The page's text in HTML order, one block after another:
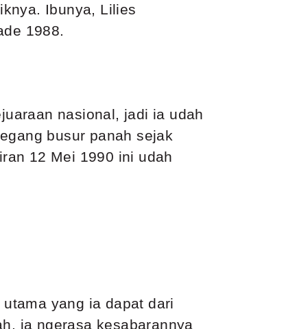
Ibunya, Lilies
1988.
nasional, jadi ia udah
busur panah sejak
12 Mei 1990 ini udah
yang ia dapat dari
ia ngerasa kesabarannya